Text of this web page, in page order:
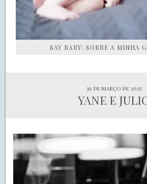
SAY BABY: SOBRE A MINHA
30 de março de 2025
YANE E